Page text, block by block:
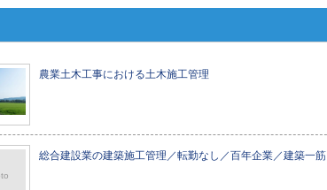
農業土木工事における土木施工管理
総合建設業の建築施工管理／転勤なし／百年企業／建築一筋